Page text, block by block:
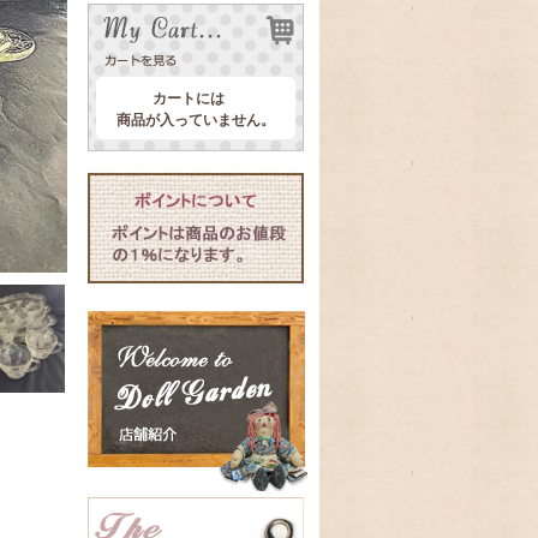
カートには
商品が入っていません。